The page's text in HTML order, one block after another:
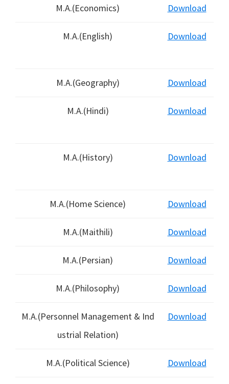
M.A.(Economics) Download
M.A.(English) Download
M.A.(Geography) Download
M.A.(Hindi) Download
M.A.(History) Download
M.A.(Home Science) Download
M.A.(Maithili) Download
M.A.(Persian) Download
M.A.(Philosophy) Download
M.A.(Personnel Management & Ind
ustrial Relation)
Download
M.A.(Political Science) Download